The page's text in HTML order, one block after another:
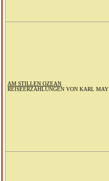
AM STILLEN OZEAN
REISEERZÄHLUNGEN VON KARL MAY